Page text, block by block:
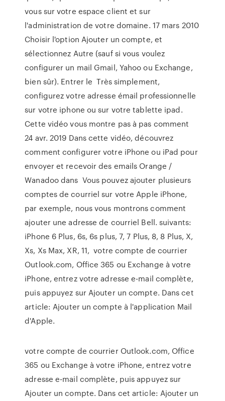
vous sur votre espace client et sur
l'administration de votre domaine. 17 mars 2010
Choisir l'option Ajouter un compte, et
sélectionnez Autre (sauf si vous voulez
configurer un mail Gmail, Yahoo ou Exchange,
bien sûr). Entrer le Très simplement,
configurez votre adresse émail professionnelle
sur votre iphone ou sur votre tablette ipad.
Cette vidéo vous montre pas à pas comment
24 avr. 2019 Dans cette vidéo, découvrez
comment configurer votre iPhone ou iPad pour
envoyer et recevoir des emails Orange /
Wanadoo dans Vous pouvez ajouter plusieurs
comptes de courriel sur votre Apple iPhone,
par exemple, nous vous montrons comment
ajouter une adresse de courriel Bell. suivants:
iPhone 6 Plus, 6s, 6s plus, 7, 7 Plus, 8, 8 Plus, X,
Xs, Xs Max, XR, 11, votre compte de courrier
Outlook.com, Office 365 ou Exchange à votre
iPhone, entrez votre adresse e-mail complète,
puis appuyez sur Ajouter un compte. Dans cet
article: Ajouter un compte à l'application Mail
d'Apple.
votre compte de courrier Outlook.com, Office
365 ou Exchange à votre iPhone, entrez votre
adresse e-mail complète, puis appuyez sur
Ajouter un compte. Dans cet article: Ajouter un